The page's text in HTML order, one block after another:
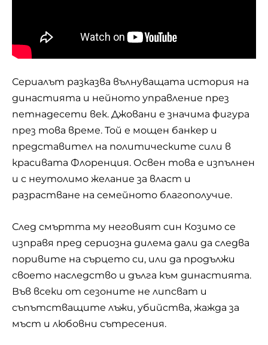
Сериалът разказва вълнуващата история на
династията и нейното управление през
петнадесети век. Джовани е значима фигура
през това време. Той е мощен банкер и
представител на политическите сили в
красивата Флоренция. Освен това е изпълнен
и с неутолимо желание за власт и
разрастване на семейното благополучие.
След смъртта му неговият син Козимо се
изправя пред сериозна дилема дали да следва
поривите на сърцето си, или да продължи
своето наследство и дълга към династията.
Във всеки от сезоните не липсват и
съпътстващите лъжи, убийства, жажда за
мъст и любовни сътресения.